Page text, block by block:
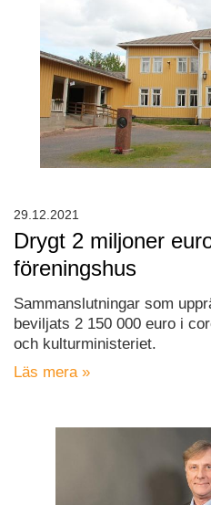
Drygt 2 miljoner
föreningshus
Sammanslutningar som
beviljats 2 150 000 euro i
och kulturministeriet.
Läs mera »
29.12.2021